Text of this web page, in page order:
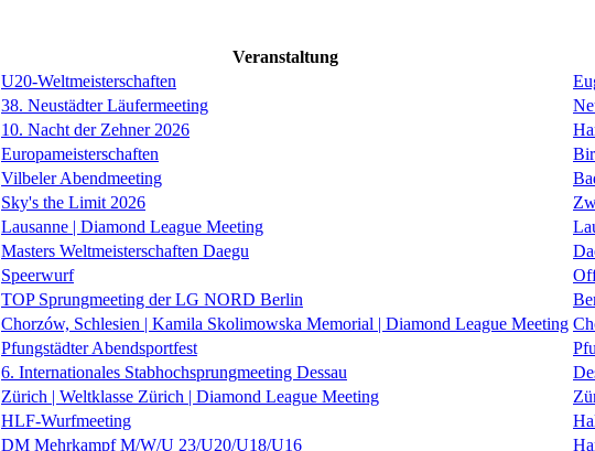
Veranstaltung
U20-Weltmeisterschaften
38. Neustädter Läufermeeting
10. Nacht der Zehner 2026
Europameisterschaften
Vilbeler Abendmeeting
Sky's the Limit 2026
Lausanne | Diamond League Meeting
Masters Weltmeisterschaften Daegu
Speerwurf
TOP Sprungmeeting der LG NORD Berlin
Chorzów, Schlesien | Kamila Skolimowska Memorial | Diamond League Meeting
Pfungstädter Abendsportfest
6. Internationales Stabhochsprungmeeting Dessau
Zürich | Weltklasse Zürich | Diamond League Meeting
HLF-Wurfmeeting
DM Mehrkampf M/W/U 23/U20/U18/U16